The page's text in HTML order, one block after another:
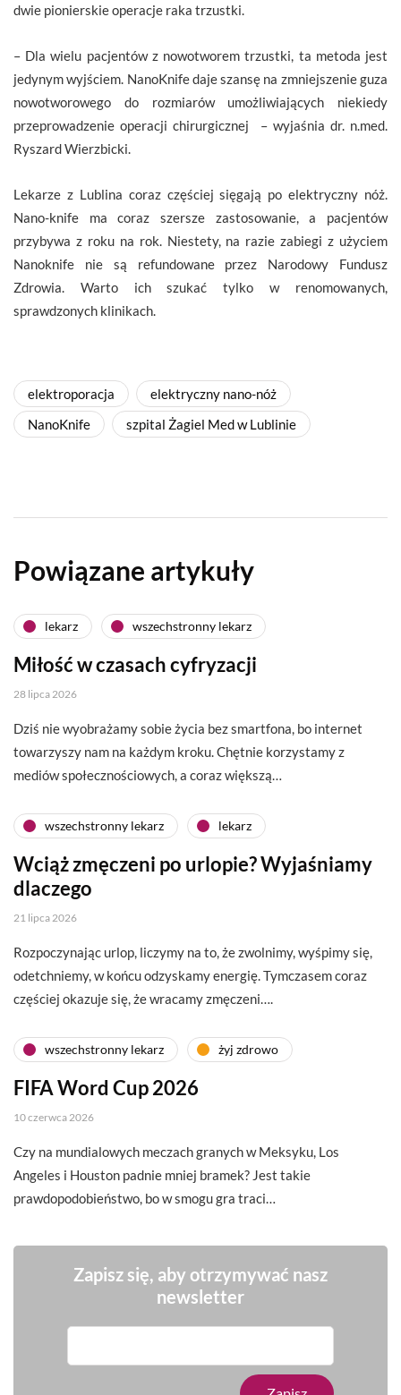
dwie pionierskie operacje raka trzustki.
– Dla wielu pacjentów z nowotworem trzustki, ta metoda jest
jedynym wyjściem. NanoKnife daje szansę na zmniejszenie guza
nowotworowego do rozmiarów umożliwiających niekiedy
przeprowadzenie operacji chirurgicznej – wyjaśnia dr. n.med.
Ryszard Wierzbicki.
Lekarze z Lublina coraz częściej sięgają po elektryczny nóż.
Nano-knife ma coraz szersze zastosowanie, a pacjentów
przybywa z roku na rok. Niestety, na razie zabiegi z użyciem
Nanoknife nie są refundowane przez Narodowy Fundusz
Zdrowia. Warto ich szukać tylko w renomowanych,
sprawdzonych klinikach.
elektroporacja
elektryczny nano-nóż
NanoKnife
szpital Żagiel Med w Lublinie
Powiązane artykuły
lekarz wszechstronny lekarz
Miłość w czasach cyfryzacji
28 lipca 2026
Dziś nie wyobrażamy sobie życia bez smartfona, bo internet
towarzyszy nam na każdym kroku. Chętnie korzystamy z
mediów społecznościowych, a coraz większą…
wszechstronny lekarz lekarz
Wciąż zmęczeni po urlopie? Wyjaśniamy
dlaczego
21 lipca 2026
Rozpoczynając urlop, liczymy na to, że zwolnimy, wyśpimy się,
odetchniemy, w końcu odzyskamy energię. Tymczasem coraz
częściej okazuje się, że wracamy zmęczeni….
wszechstronny lekarz żyj zdrowo
FIFA Word Cup 2026
10 czerwca 2026
Czy na mundialowych meczach granych w Meksyku, Los
Angeles i Houston padnie mniej bramek? Jest takie
prawdopodobieństwo, bo w smogu gra traci…
Zapisz się, aby otrzymywać nasz
newsletter